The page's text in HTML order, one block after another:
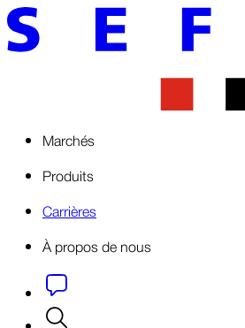
Marchés
Produits
Carrières
À propos de nous